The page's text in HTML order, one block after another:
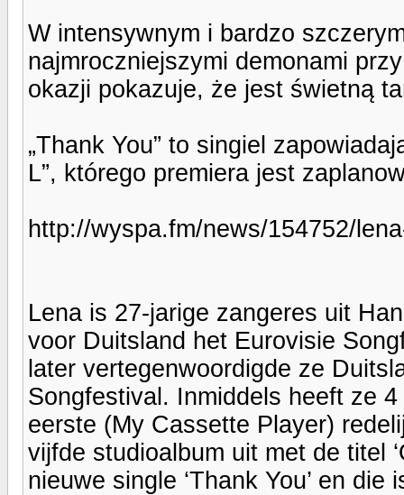
W intensywnym i bardzo
najmroczniejszymi demonami
okazji pokazuje, że jest świetną
„Thank You” to singiel
L”, którego premiera jest
http://wyspa.fm/news/154752/
Lena is 27-jarige zangeres uit
voor Duitsland het Eurovisie
later vertegenwoordigde ze
Songfestival. Inmiddels heeft ze
eerste (My Cassette Player)
vijfde studioalbum uit met de titel
nieuwe single ‘Thank You’ en